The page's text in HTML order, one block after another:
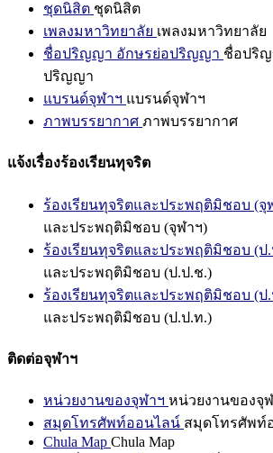
ชุดนิสิต ชุดนิสิต
เพลงมหาวิทยาลัย เพลงมหาวิทยาลัย
ชื่อปริญญา อักษรย่อปริญญา ชื่อปริ
ปริญญา
แบรนด์จุฬาฯ แบรนด์จุฬาฯ
ภาพบรรยากาศ ภาพบรรยากาศ
แจ้งเรื่องร้องเรียนทุจริต
ร้องเรียนทุจริตและประพฤติมิชอบ (จุ
และประพฤติมิชอบ (จุฬาฯ)
ร้องเรียนทุจริตและประพฤติมิชอบ (ป
และประพฤติมิชอบ (ป.ป.ช.)
ร้องเรียนทุจริตและประพฤติมิชอบ (ป
และประพฤติมิชอบ (ป.ป.ท.)
ติดต่อจุฬาฯ
หน่วยงานของจุฬาฯ หน่วยงานของจุ
สมุดโทรศัพท์ออนไลน์ สมุดโทรศัพท์
Chula Map Chula Map